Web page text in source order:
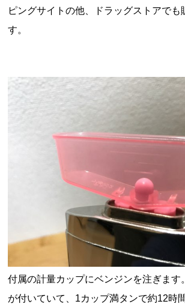
ピングサイトの他、ドラッグストアでも
す。
付属の計量カップにベンジンを注ぎます。
が付いていて、 1カップ満タンで約12時